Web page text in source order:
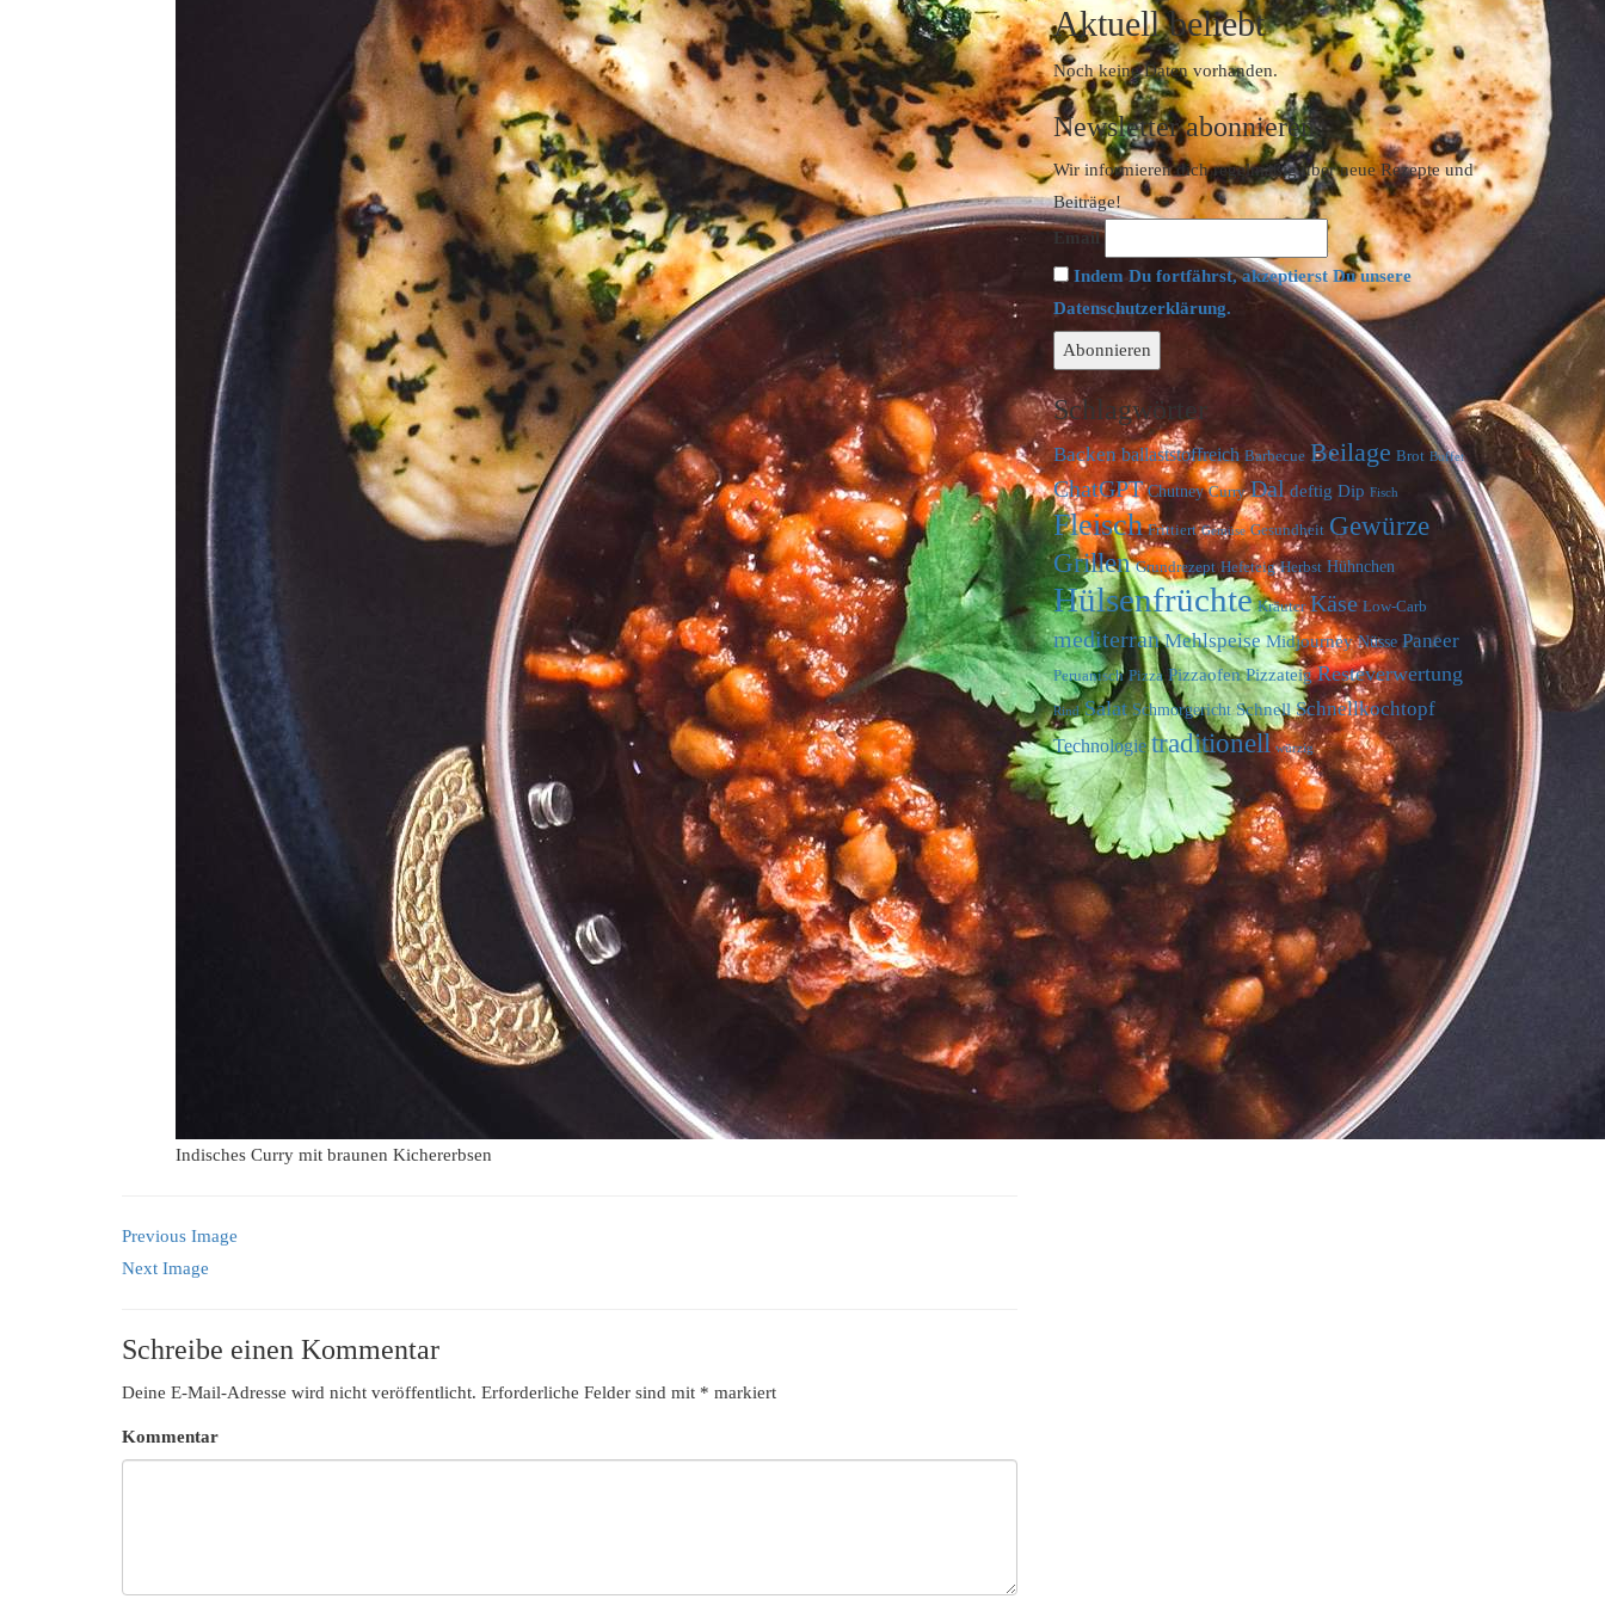
Indisches Curry mit braunen Kichererbsen
Previous Image
Next Image
Schreibe einen Kommentar
Deine E-Mail-Adresse wird nicht veröffentlicht. Erforderliche Felder sind mit * markiert
Kommentar
Aktuell beliebt
Noch keine Daten vorhanden.
Newsletter abonnieren
Wir informieren dich regelmäßig über neue Rezepte und
Beiträge!
Email
Indem Du fortfährst, akzeptierst Du unsere
Datenschutzerklärung.
Schlagwörter
Backen ballaststoffreich Barbecue Beilage Brot Buffet
ChatGPT Chutney Curry Dal deftig Dip Fisch
Fleisch Frittiert Gemüse Gesundheit Gewürze
Grillen Grundrezept Hefeteig Herbst Hühnchen
Hülsenfrüchte Kräuter Käse Low-Carb
mediterran Mehlspeise Midjourney Nüsse Paneer
Peruanisch Pizza Pizzaofen Pizzateig Resteverwertung
Rind Salat Schmorgericht Schnell Schnellkochtopf
Technologie traditionell würzig